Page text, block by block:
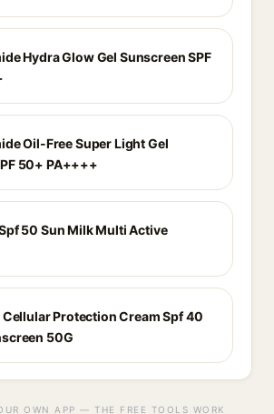
Hydra Glow Gel Sunscreen SPF
Oil-Free Super Light Gel
50+ PA++++
50 Sun Milk Multi Active
Protection Cream Spf 40
50G
OWN APP — THE FREE TOOLS WORK